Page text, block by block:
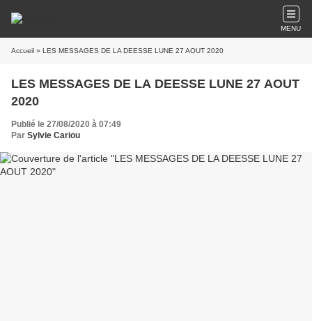
MENU
Accueil » LES MESSAGES DE LA DEESSE LUNE 27 AOUT 2020
LES MESSAGES DE LA DEESSE LUNE 27 AOUT
2020
Publié le 27/08/2020 à 07:49
Par Sylvie Cariou